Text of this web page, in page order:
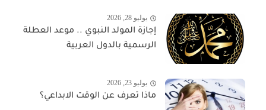
يوليو 28, 2026
إجازة المولد النبوي .. موعد العطلة
الرسمية بالدول العربية
يوليو 23, 2026
ماذا تعرف عن الوقت الابداعي؟